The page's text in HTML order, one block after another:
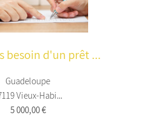
besoin d'un prêt ...
Guadeloupe
Vieux-Habi...
5 000,00 €